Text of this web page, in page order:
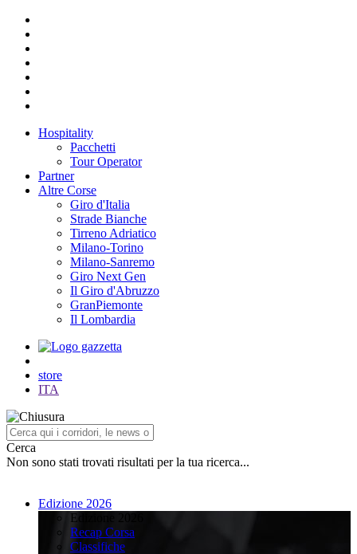
Hospitality
Pacchetti
Tour Operator
Partner
Altre Corse
Giro d'Italia
Strade Bianche
Tirreno Adriatico
Milano-Torino
Milano-Sanremo
Giro Next Gen
Il Giro d'Abruzzo
GranPiemonte
Il Lombardia
store
ITA
Cerca
Non sono stati trovati risultati per la tua ricerca...
Edizione 2026
Edizione 2026
Recap Corsa
Classifiche